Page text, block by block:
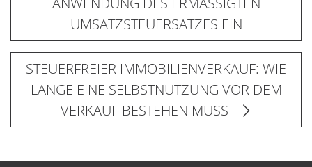
UMSATZSTEUERSATZES EIN
STEUERFREIER IMMOBILIENVERKAUF: WIE
LANGE EINE SELBSTNUTZUNG VOR DEM
VERKAUF BESTEHEN MUSS